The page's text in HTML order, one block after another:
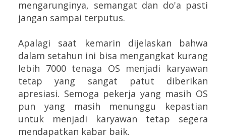
mengarunginya, semangat dan do'a pasti
jangan sampai terputus.
Apalagi saat kemarin dijelaskan bahwa
dalam setahun ini bisa mengangkat kurang
lebih 7000 tenaga OS menjadi karyawan
tetap yang sangat patut diberikan
apresiasi. Semoga pekerja yang masih OS
pun yang masih menunggu kepastian
untuk menjadi karyawan tetap segera
mendapatkan kabar baik.